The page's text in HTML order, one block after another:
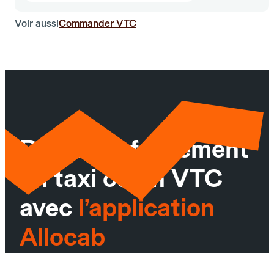
Voir aussiCommander VTC
Réservez facilement
un taxi ou un VTC
avec l’application
Allocab